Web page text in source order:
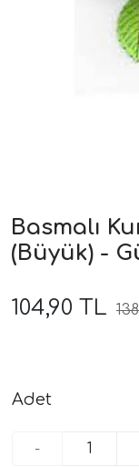
Basmalı
(Büyük) -
104,90 TL
Adet
-